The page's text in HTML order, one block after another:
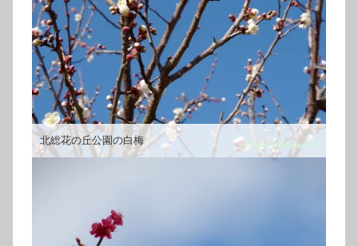
北総花の丘公園の白梅